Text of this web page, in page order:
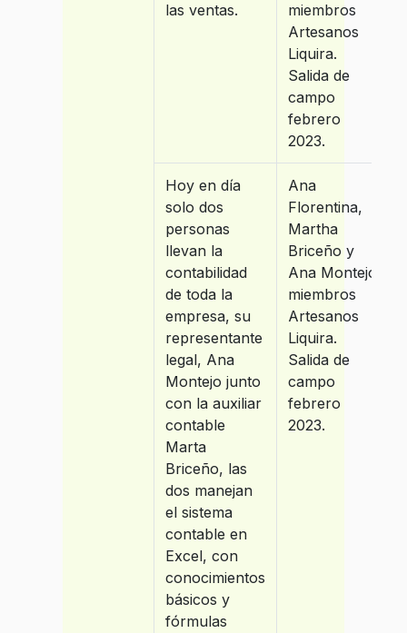
las ventas.
miembros
Artesanos
Liquira.
Salida de
campo
febrero
2023.
Hoy en día
solo dos
personas
llevan la
contabilidad
de toda la
empresa, su
representante
legal, Ana
Montejo junto
con la auxiliar
contable
Marta
Briceño, las
dos manejan
el sistema
contable en
Excel, con
conocimientos
básicos y
fórmulas
Ana
Florentina,
Martha
Briceño y
Ana Montejo
miembros
Artesanos
Liquira.
Salida de
campo
febrero
2023.